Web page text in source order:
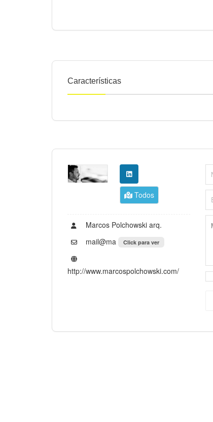
Características
Todos
Marcos Polchowski arq.
mail@ma
Click para ver
http://www.marcospolchowski.com/